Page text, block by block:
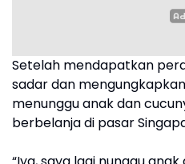
Setelah mendapatkan
sadar dan
menunggu anak dan
berbelanja di pasar